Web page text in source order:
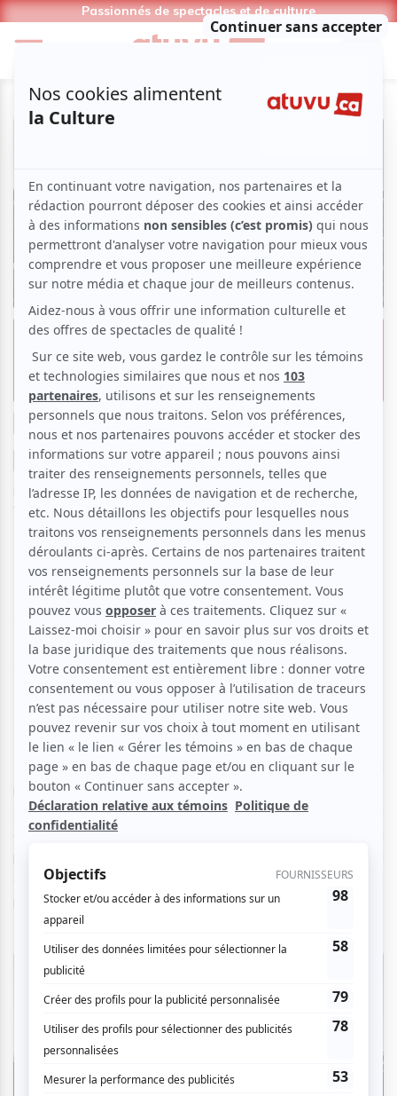
Passionnés de spectacles et de culture
Le Théâtre de Verdure dévoile sa
programmation pour l’été 2026
Nouvelles Cinéma Théâtre Danse Musique
Cirque
ParThéa Paradis | 26 mai 2026 | Photo : Vivien Gaumand,
Théâtre de Verdure | Contenu original
Le Théâtre de Verdure accueillera cet été encore
une panoplie de spectacles diversifiés, et
entièrement gratuits. L’amphithéâtre extérieur de
2000 places situé au cœur du Parc La Fontaine à
Montréal invite les amoureux des arts vivants à 39
rendez-vous incontournables entre le 11 juin et le 26
août 2026.
Présentées sous les étoiles, ces soirées culturelles qui
naviguent entre musique, cinéma, théâtre, danse et cirque
se présentent comme des occasions rassembleuses qui
encouragent l’accessibilité et la démocratisation de l’art. La
comme d’ailleurs, prônant l’ouverture sur le monde et le
partage.